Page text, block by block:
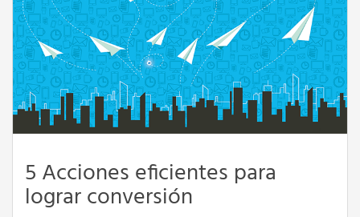
5 Acciones eficientes para
lograr conversión